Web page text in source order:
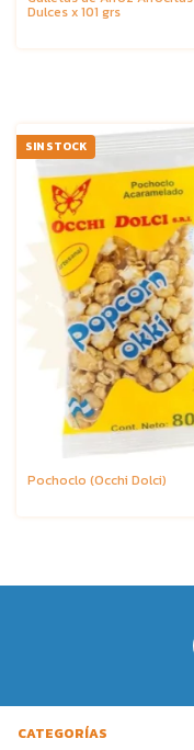
Dulces x 101 grs
SIN STOCK
Pochoclo (Occhi Dolci)
CATEGORÍAS